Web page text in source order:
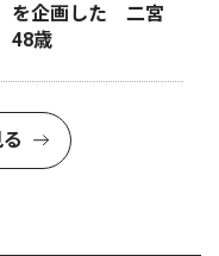
を企画した 二宮
48歳